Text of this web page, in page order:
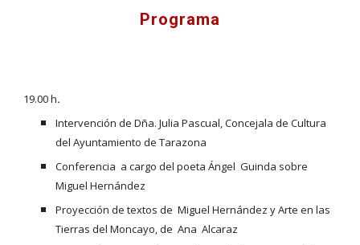
Programa
19.00 h.
Intervención de Dña. Julia Pascual, Concejala de Cultura
del Ayuntamiento de Tarazona
Conferencia  a cargo del poeta Ángel  Guinda sobre
Miguel Hernández
Proyección de textos de  Miguel Hernández y Arte en las
Tierras del Moncayo, de  Ana  Alcaraz